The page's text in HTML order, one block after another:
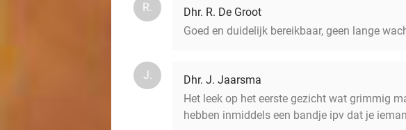
R.
Dhr. R. De Groot
Goed en duidelijk bereikbaar, geen lange
J.
Dhr. J. Jaarsma
Het leek op het eerste gezicht wat grimmig
hebben inmiddels een bandje ipv dat je